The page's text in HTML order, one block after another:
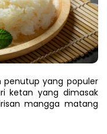
yang populer
ketan yang dimasak
mangga matang